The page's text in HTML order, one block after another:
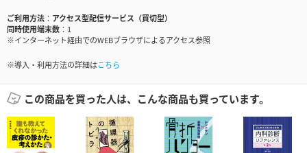
ご利用方法
アクセス型配信サービス（買切型）
同時使用端末数
1
※インターネット経由でのWEBブラウザによるアクセス参照
※導入・利用方法の詳細はこちら
この商品を買った人は、こんな商品も買っています。